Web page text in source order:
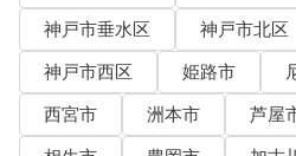
神戸市垂水区
神戸市北区
神戸市西区
姫路市
西宮市
洲本市 芦屋